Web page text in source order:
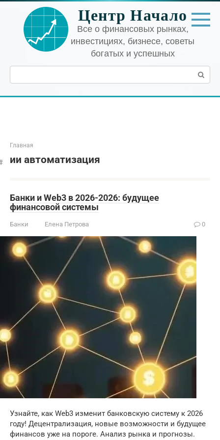
Перейти
контенту
Центр Начало
Все о финансовых рынках,
инвестициях, бизнесе, советы
богатых и успешных
Поиск:
Главная
ии автоматизация
Банки и Web3 в 2026-2026: будущее
финансовой системы
Банки Елена Петрова 0
Узнайте, как Web3 изменит банковскую систему к 2026
году! Децентрализация, новые возможности и будущее
финансов уже на пороге. Анализ рынка и прогнозы.